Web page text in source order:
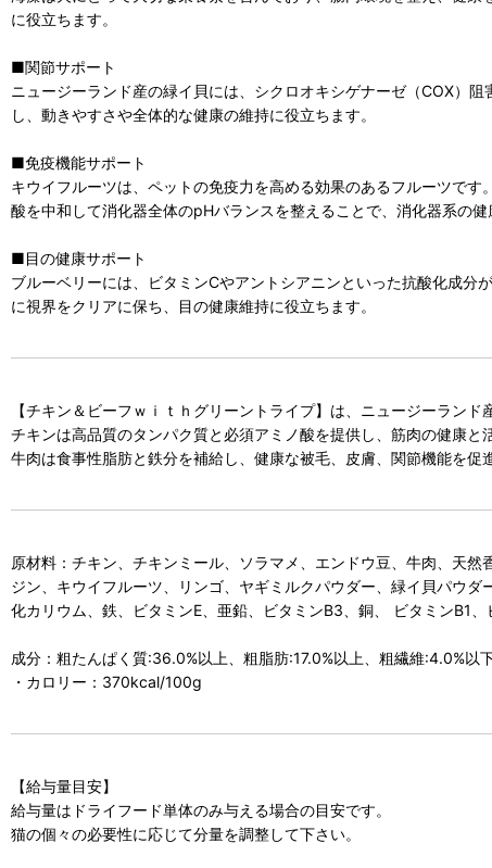
に役立ちます。
■関節サポート
ニュージーランド産の緑イ貝には、シクロオキシゲナーゼ（COX）
し、動きやすさや全体的な健康の維持に役立ちます。
■免疫機能サポート
キウイフルーツは、ペットの免疫力を高める効果のあるフルーツで
酸を中和して消化器全体のpHバランスを整えることで、消化器系の健
■目の健康サポート
ブルーベリーには、ビタミンCやアントシアニンといった抗酸化成
に視界をクリアに保ち、目の健康維持に役立ちます。
【チキン＆ビーフｗｉｔｈグリーントライプ】は、ニュージーラン
チキンは高品質のタンパク質と必須アミノ酸を提供し、筋肉の健康と
牛肉は食事性脂肪と鉄分を補給し、健康な被毛、皮膚、関節機能を促
原材料：チキン、チキンミール、ソラマメ、エンドウ豆、牛肉、天
ジン、キウイフルーツ、リンゴ、ヤギミルクパウダー、緑イ貝パウ
化カリウム、鉄、ビタミンE、亜鉛、ビタミンB3、銅、 ビタミンB1
成分：粗たんぱく質:36.0%以上、粗脂肪:17.0%以上、粗繊維:4.0%以
・カロリー：370kcal/100g
【給与量目安】
給与量はドライフード単体のみ与える場合の目安です。
猫の個々の必要性に応じて分量を調整して下さい。